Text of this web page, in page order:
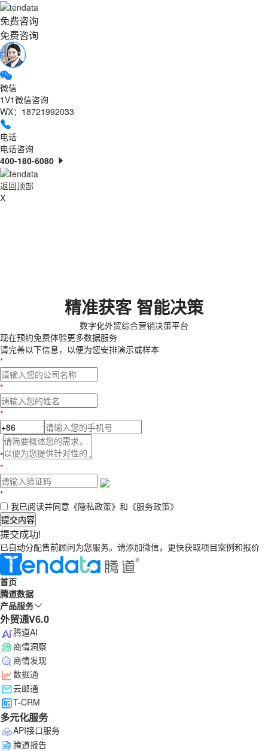
免费咨询
免费咨询
微信
1V1微信咨询
WX：18721992033
电话
电话咨询
400-180-6080
返回顶部
X
精准获客 智能决策
数字化外贸综合营销决策平台
现在预约免费体验更多数据服务
请完善以下信息，以便为您安排演示或样本
*
*
*
*
*
*
我已阅读并同意 《隐私政策》 和 《服务政策》
提交内容
提交成功!
已自动分配售前顾问为您服务。请添加微信，更快获取项目案例和报价
首页
腾道数据
产品服务
外贸通V6.0
腾道AI
商情洞察
商情发现
数据通
云邮通
T-CRM
多元化服务
API接口服务
腾道报告